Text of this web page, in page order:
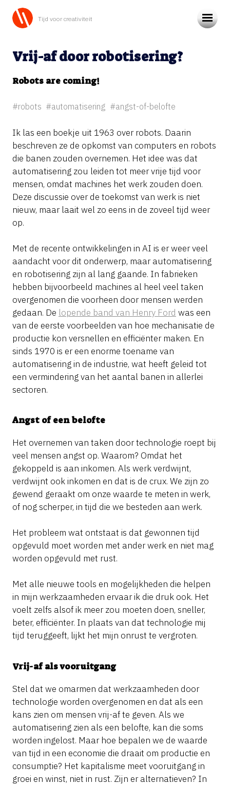
Tijd voor creativiteit
Vrij-af door robotisering?
Robots are coming!
#robots #automatisering #angst-of-belofte
Ik las een boekje uit 1963 over robots. Daarin
beschreven ze de opkomst van computers en robots
die banen zouden overnemen. Het idee was dat
automatisering zou leiden tot meer vrije tijd voor
mensen, omdat machines het werk zouden doen.
Deze discussie over de toekomst van werk is niet
nieuw, maar laait wel zo eens in de zoveel tijd weer
op.
Met de recente ontwikkelingen in AI is er weer veel
aandacht voor dit onderwerp, maar automatisering
en robotisering zijn al lang gaande. In fabrieken
hebben bijvoorbeeld machines al heel veel taken
overgenomen die voorheen door mensen werden
gedaan. De lopende band van Henry Ford was een
van de eerste voorbeelden van hoe mechanisatie de
productie kon versnellen en efficiënter maken. En
sinds 1970 is er een enorme toename van
automatisering in de industrie, wat heeft geleid tot
een vermindering van het aantal banen in allerlei
sectoren.
Angst of een belofte
Het overnemen van taken door technologie roept bij
veel mensen angst op. Waarom? Omdat het
gekoppeld is aan inkomen. Als werk verdwijnt,
verdwijnt ook inkomen en dat is de crux. We zijn zo
gewend geraakt om onze waarde te meten in werk,
of nog scherper, in tijd die we besteden aan werk.
Het probleem wat ontstaat is dat gewonnen tijd
opgevuld moet worden met ander werk en niet mag
worden opgevuld met rust.
Met alle nieuwe tools en mogelijkheden die helpen
in mijn werkzaamheden ervaar ik die druk ook. Het
voelt zelfs alsof ik meer zou moeten doen, sneller,
beter, efficiënter. In plaats van dat technologie mij
tijd teruggeeft, lijkt het mijn onrust te vergroten.
Vrij-af als vooruitgang
Stel dat we omarmen dat werkzaamheden door
technologie worden overgenomen en dat als een
kans zien om mensen vrij-af te geven. Als we
automatisering zien als een belofte, kan die soms
worden ingelost. Maar hoe bepalen we de waarde
van tijd in een economie die draait om productie en
consumptie? Het kapitalisme meet vooruitgang in
groei en winst, niet in rust. Zijn er alternatieven? In